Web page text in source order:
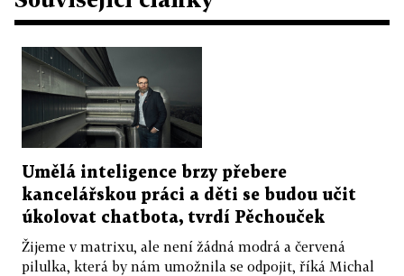
Umělá inteligence brzy přebere
kancelářskou práci a děti se budou učit
úkolovat chatbota, tvrdí Pěchouček
Žijeme v matrixu, ale není žádná modrá a červená
pilulka, která by nám umožnila se odpojit, říká Michal